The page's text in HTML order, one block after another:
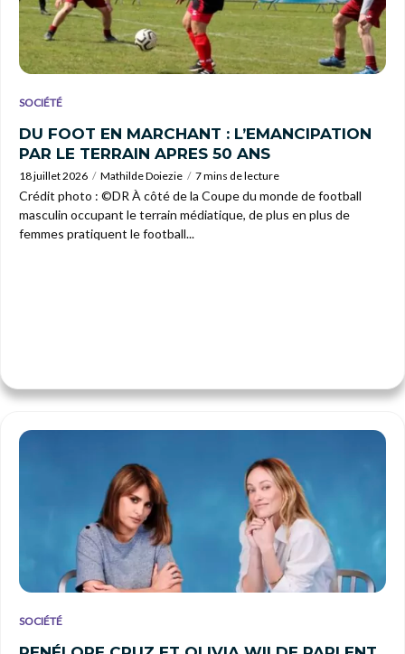
SOCIÉTÉ
DU FOOT EN MARCHANT : L’EMANCIPATION
PAR LE TERRAIN APRES 50 ANS
18 juillet 2026 Mathilde Doiezie 7 mins de lecture
Crédit photo : ©DR À côté de la Coupe du monde de football
masculin occupant le terrain médiatique, de plus en plus de
femmes pratiquent le football...
SOCIÉTÉ